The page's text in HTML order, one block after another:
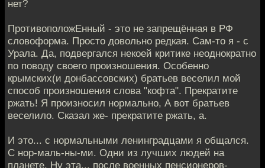
нет?
ПротивоположЕнный - это не запрещённая в РФ
словоформа. Просто довольно редкая. Сам-то я - с
Урала. Да, подвергался некоей критике неоднократно
по поводу своего произношения. Особенно
крымских(и донбассовских) братьев веселил мой
способ произношения слова "кофта". Прекратите
ржать! Я произносил нормально, А вот братьев
веселило. Сказал же- прекратите ржать, а.
И это... с нормальными ленинградцами я общался.
С нор-маль-ны-ми. Одни из лучших людей на
планете. Ну эта... после военных пенсионеров-